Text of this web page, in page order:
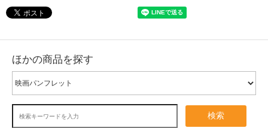
ほかの商品を探す
検索